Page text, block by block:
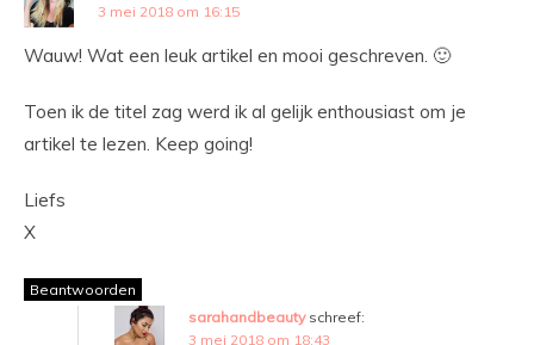
3 mei 2018 om 16:15
Wauw! Wat een leuk artikel en mooi geschreven. 🙂
Toen ik de titel zag werd ik al gelijk enthousiast om je
artikel te lezen. Keep going!
Liefs
X
Beantwoorden
sarahandbeauty schreef:
3 mei 2018 om 18:43